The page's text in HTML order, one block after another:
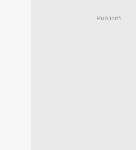
Publicité